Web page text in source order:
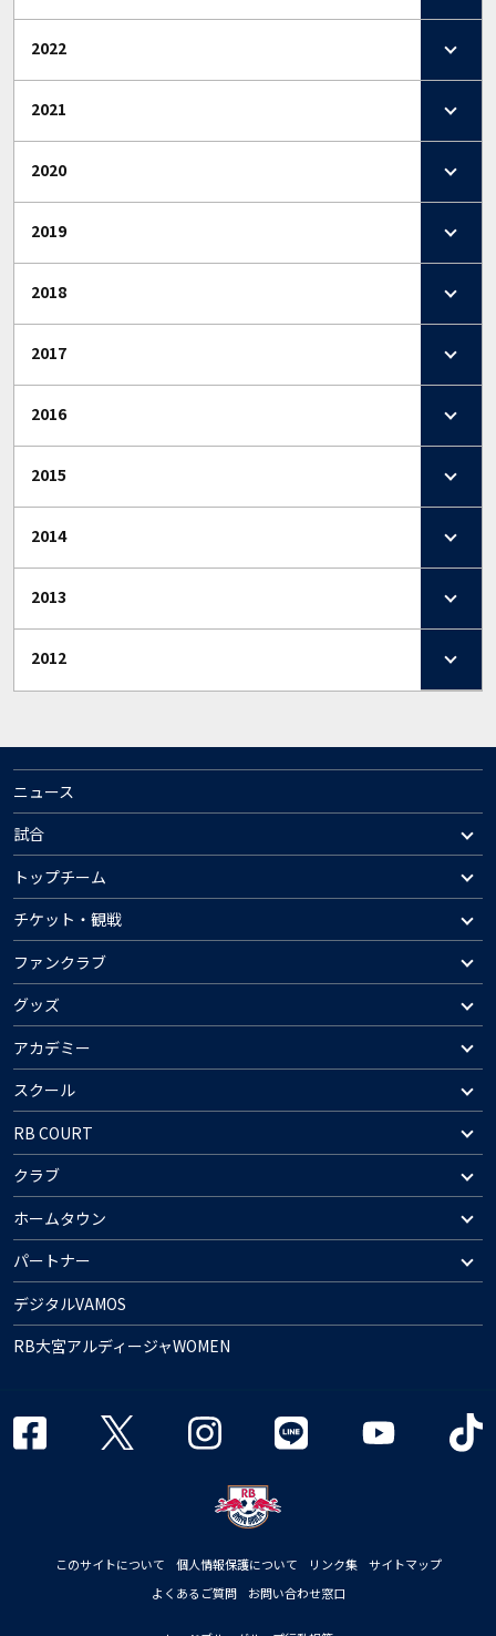
2022
2021
2020
2019
2018
2017
2016
2015
2014
2013
2012
ニュース
試合
トップチーム
チケット・観戦
ファンクラブ
グッズ
アカデミー
スクール
RB COURT
クラブ
ホームタウン
パートナー
デジタルVAMOS
RB大宮アルディージャWOMEN
このサイトについて 個人情報保護について リンク集
サイトマップ
よくあるご質問
お問い合わせ窓口